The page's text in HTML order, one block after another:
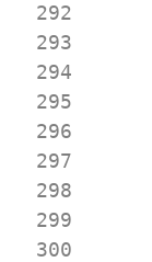
292
293
294
295
296
297
298
299
300